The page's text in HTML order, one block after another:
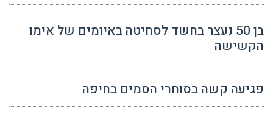
בן 50 נעצר בחשד לסחיטה באיומים של אימו
הקשישה
פגיעה קשה בסוחרי הסמים בחיפה